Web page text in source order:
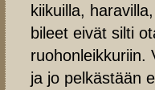
kiikuilla,
bileet eivät silti
ruohonleikkuriin.
ja jo pelkästään